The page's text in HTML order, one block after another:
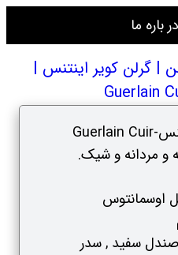
در باره ما
| گرلن کویر اینتنس |
Guerlain
عطر ادکلن گرلن کویر اینتنس-Guerlain Cuir
اوسمانتوس
صندل سفید , سدر